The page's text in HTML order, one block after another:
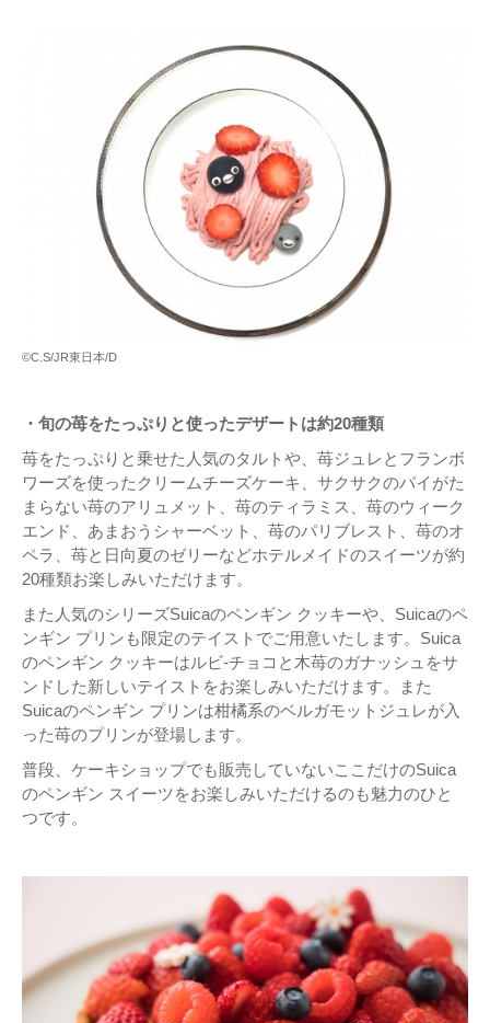
©C.S/JR東日本/D
・旬の苺をたっぷりと使ったデザートは約20種類
苺をたっぷりと乗せた人気のタルトや、苺ジュレとフランボ
ワーズを使ったクリームチーズケーキ、サクサクのパイがた
まらない苺のアリュメット、苺のティラミス、苺のウィーク
エンド、あまおうシャーベット、苺のパリブレスト、苺のオ
ペラ、苺と日向夏のゼリーなどホテルメイドのスイーツが約
20種類お楽しみいただけます。
また人気のシリーズSuicaのペンギン クッキーや、Suicaのペ
ンギン プリンも限定のテイストでご用意いたします。Suica
のペンギン クッキーはルビ-チョコと木苺のガナッシュをサ
ンドした新しいテイストをお楽しみいただけます。また
Suicaのペンギン プリンは柑橘系のベルガモットジュレが入
った苺のプリンが登場します。
普段、ケーキショップでも販売していないここだけのSuica
のペンギン スイーツをお楽しみいただけるのも魅力のひと
つです。